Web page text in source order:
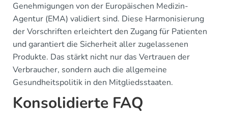
Genehmigungen von der Europäischen Medizin-
Agentur (EMA) validiert sind. Diese Harmonisierung
der Vorschriften erleichtert den Zugang für Patienten
und garantiert die Sicherheit aller zugelassenen
Produkte. Das stärkt nicht nur das Vertrauen der
Verbraucher, sondern auch die allgemeine
Gesundheitspolitik in den Mitgliedsstaaten.
Konsolidierte FAQ